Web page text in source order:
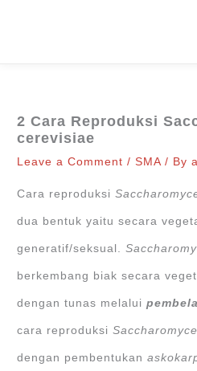
2 Cara Reproduksi
cerevisiae
Leave a Comment /SMA/ By
Cara reproduksi
dua bentuk yaitu secara
generatif/seksual.
berkembang biak secara
dengan tunas melalui
cara reproduksi
dengan pembentukan